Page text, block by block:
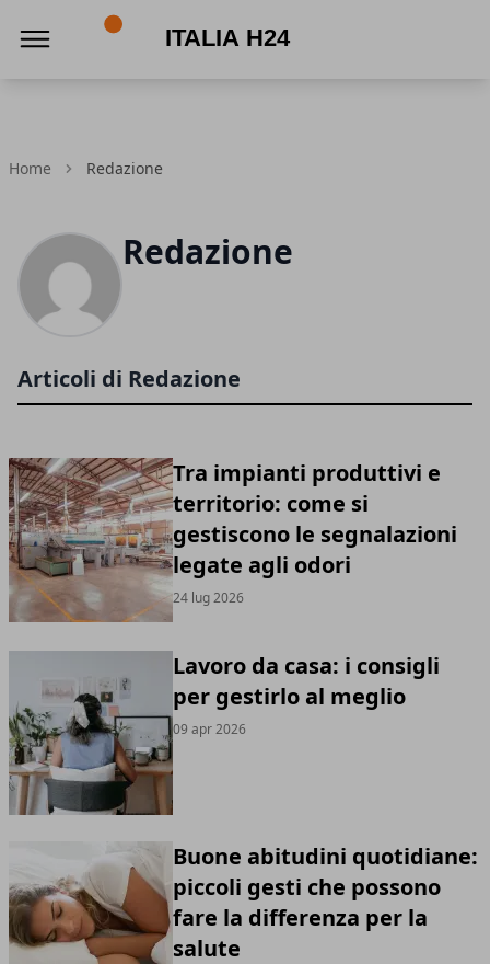
Home Redazione
Redazione
Articoli di Redazione
Tra impianti produttivi e
territorio: come si
gestiscono le segnalazioni
legate agli odori
24 lug 2026
Lavoro da casa: i consigli
per gestirlo al meglio
09 apr 2026
Buone abitudini quotidiane:
piccoli gesti che possono
fare la differenza per la
salute